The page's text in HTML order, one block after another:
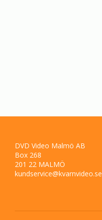
DVD Video Malmö AB
Box 268
201 22 MALMÖ
kundservice@kvarnvideo.se